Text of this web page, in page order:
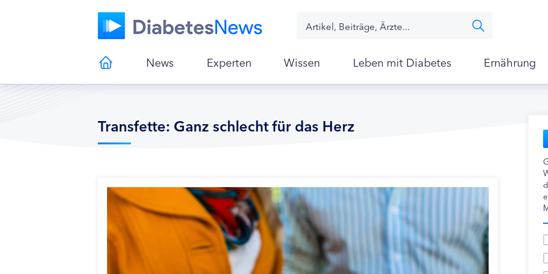
News Experten Wissen Leben mit Diabetes Ernährung
Transfette: Ganz schlecht für das Herz